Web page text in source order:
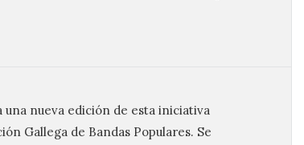
nueva edición de esta iniciativa
Gallega de Bandas Populares. Se